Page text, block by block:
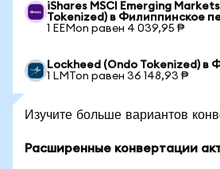
iShares MSCI Emerging
Tokenized) в Филиппинское
1 EEMon равен 4 039,95 ₱
Lockheed (Ondo Tokenized) в
1 LMTon равен 36 148,93 ₱
Изучите больше вариантов
Расширенные конвертации